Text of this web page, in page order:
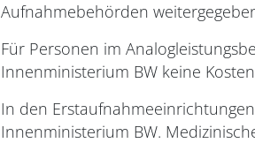
Aufnahmebehörden
Für Personen im
Innenministerium BW keine
In den
Innenministerium BW.